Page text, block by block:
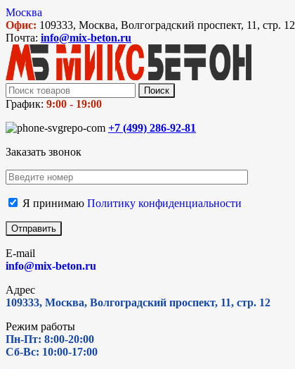
Москва
Офис: 109333, Москва, Волгоградский проспект, 11, стр. 12
Почта: info@mix-beton.ru
Поиск
График: 9:00 - 19:00
+7 (499) 286-92-81
Заказать звонок
Я принимаю Политику конфиденциальности
E-mail
info@mix-beton.ru
Адрес
109333, Москва, Волгоградский проспект, 11, стр. 12
Режим работы
Пн-Пт: 8:00-20:00
Сб-Вс: 10:00-17:00